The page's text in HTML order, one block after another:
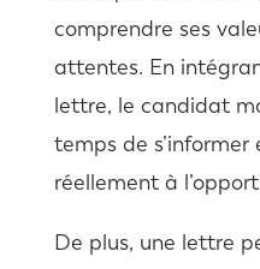
comprendre ses
attentes. En
lettre, le candidat
temps de s’informer
réellement à
De plus, une lettre